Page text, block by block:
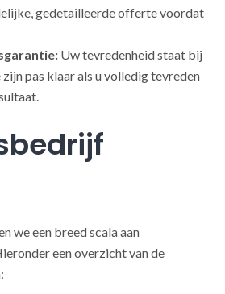
gedetailleerde offerte voordat
Uw tevredenheid staat bij
pas klaar als u volledig tevreden
we een breed scala aan
een overzicht van de